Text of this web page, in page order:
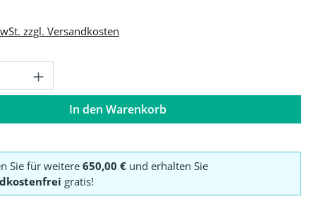
zzgl. Versandkosten
Anzahl: Gib den gewünschten Wert
In den Warenkorb
Sie für weitere 650,00 €und erhalten Sie
gratis!